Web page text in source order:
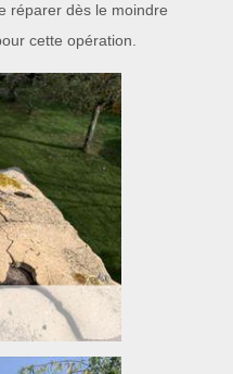
réparer dès le moindre
cette opération.